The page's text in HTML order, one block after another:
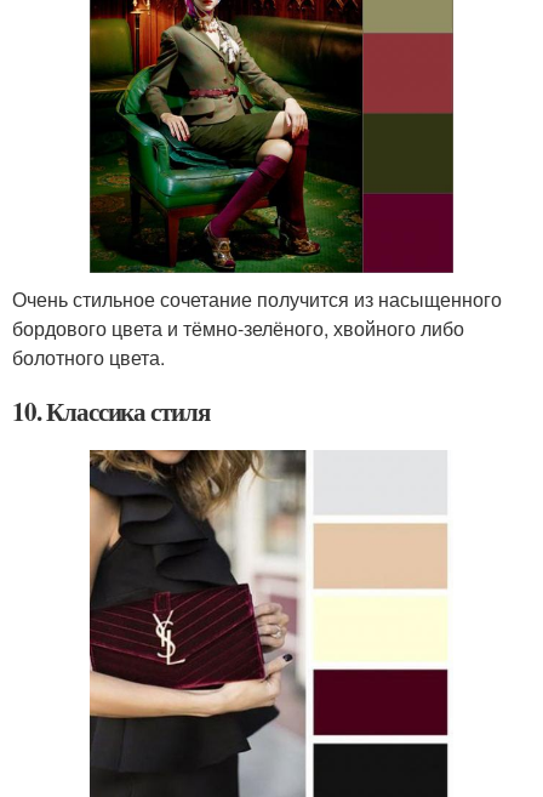
Очень стильное сочетание получится из насыщенного
бордового цвета и тёмно-зелёного, хвойного либо
болотного цвета.
10. Классика стиля